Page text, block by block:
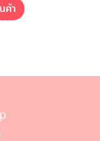
ค้า